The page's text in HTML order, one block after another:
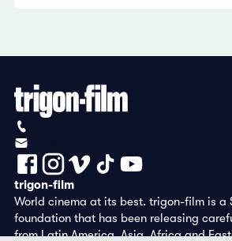
trigon-film
World cinema at its best. trigon-film is a
foundation that has been releasing
from Latin America, Asia, Africa and